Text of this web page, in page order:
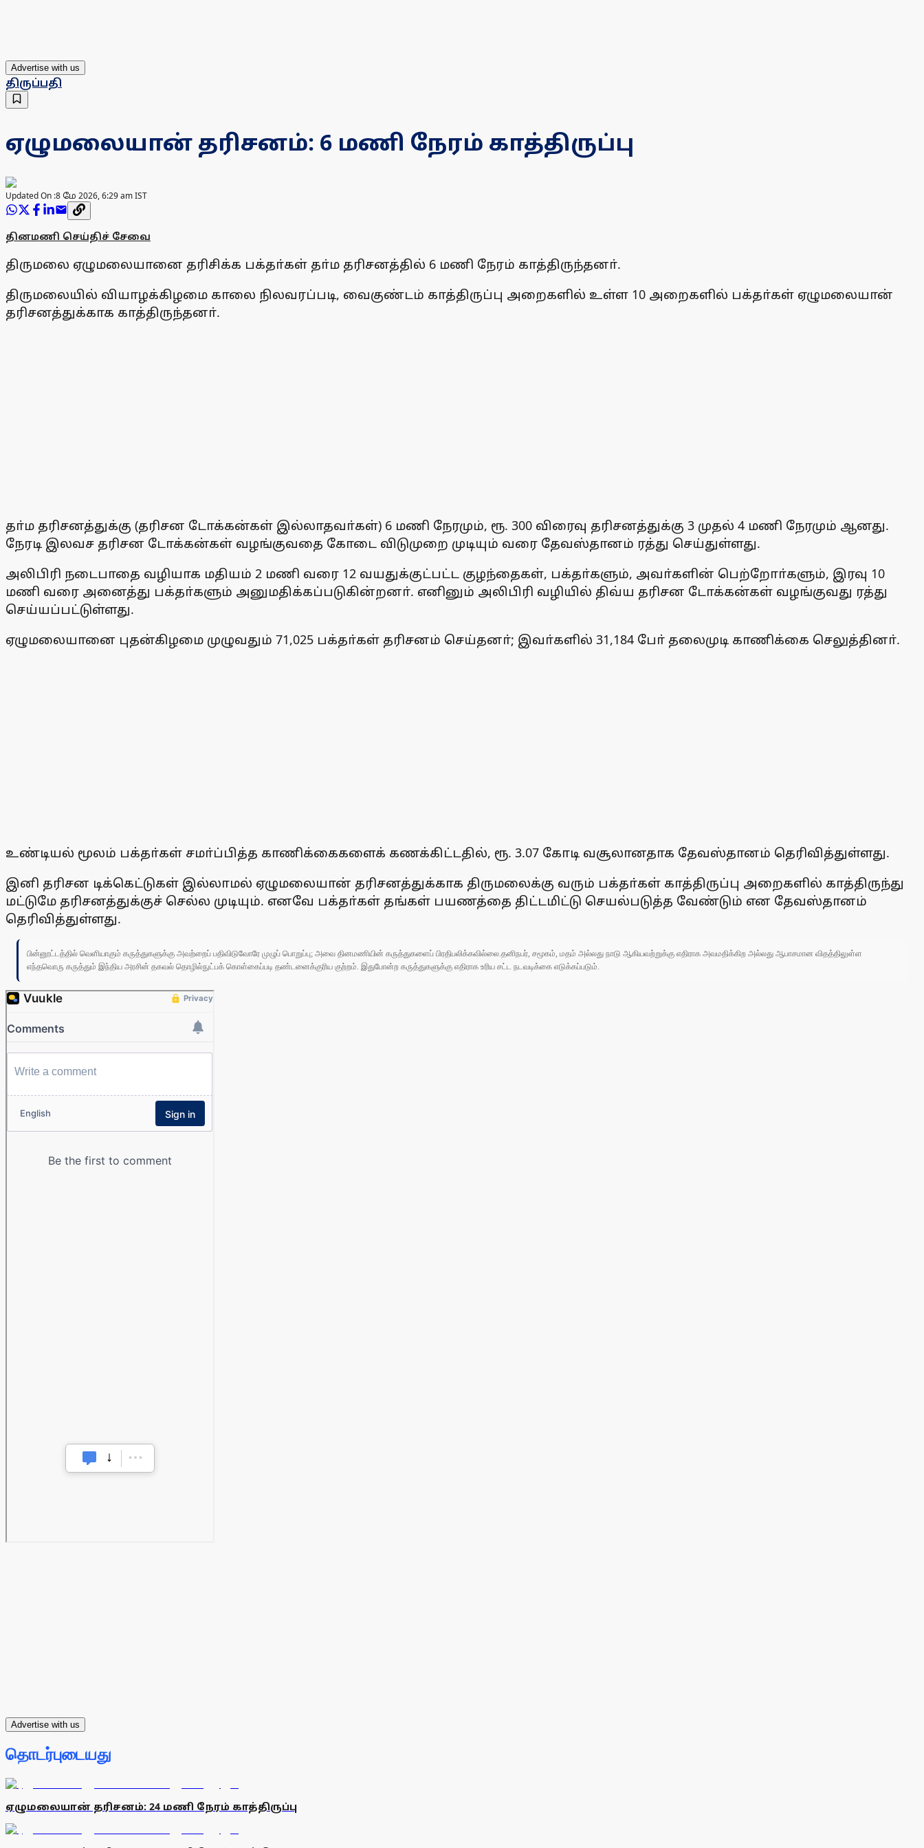
Advertise with us
திருப்பதி
ஏழுமலையான் தரிசனம்: 6 மணி நேரம் காத்திருப்பு
Updated On :8 மே 2026, 6:29 am IST
தினமணி செய்திச் சேவை
திருமலை ஏழுமலையானை தரிசிக்க பக்தா்கள் தா்ம தரிசனத்தில் 6 மணி நேரம் காத்திருந்தனா்.
திருமலையில் வியாழக்கிழமை காலை நிலவரப்படி, வைகுண்டம் காத்திருப்பு அறைகளில் உள்ள 10 அறைகளில் பக்தா்கள் ஏழுமலையான்
தரிசனத்துக்காக காத்திருந்தனா்.
தா்ம தரிசனத்துக்கு (தரிசன டோக்கன்கள் இல்லாதவா்கள்) 6 மணி நேரமும், ரூ. 300 விரைவு தரிசனத்துக்கு 3 முதல் 4 மணி நேரமும் ஆனது.
நேரடி இலவச தரிசன டோக்கன்கள் வழங்குவதை கோடை விடுமுறை முடியும் வரை தேவஸ்தானம் ரத்து செய்துள்ளது.
அலிபிரி நடைபாதை வழியாக மதியம் 2 மணி வரை 12 வயதுக்குட்பட்ட குழந்தைகள், பக்தா்களும், அவா்களின் பெற்றோா்களும், இரவு 10
மணி வரை அனைத்து பக்தா்களும் அனுமதிக்கப்படுகின்றனா். எனினும் அலிபிரி வழியில் திவ்ய தரிசன டோக்கன்கள் வழங்குவது ரத்து
செய்யப்பட்டுள்ளது.
ஏழுமலையானை புதன்கிழமை முழுவதும் 71,025 பக்தா்கள் தரிசனம் செய்தனா்; இவா்களில் 31,184 போ் தலைமுடி காணிக்கை செலுத்தினா்.
உண்டியல் மூலம் பக்தா்கள் சமா்ப்பித்த காணிக்கைகளைக் கணக்கிட்டதில், ரூ. 3.07 கோடி வசூலானதாக தேவஸ்தானம் தெரிவித்துள்ளது.
இனி தரிசன டிக்கெட்டுகள் இல்லாமல் ஏழுமலையான் தரிசனத்துக்காக திருமலைக்கு வரும் பக்தா்கள் காத்திருப்பு அறைகளில் காத்திருந்து
மட்டுமே தரிசனத்துக்குச் செல்ல முடியும். எனவே பக்தா்கள் தங்கள் பயணத்தை திட்டமிட்டு செயல்படுத்த வேண்டும் என தேவஸ்தானம்
தெரிவித்துள்ளது.
பின்னூட்டத்தில் வெளியாகும் கருத்துகளுக்கு அவற்றைப் பதிவிடுவோரே முழுப் பொறுப்பு; அவை தினமணியின் கருத்துகளைப் பிரதிபலிக்கவில்லை.தனிநபர், சமூகம், மதம் அல்லது நாடு ஆகியவற்றுக்கு எதிராக அவமதிக்கிற அல்லது ஆபாசமான விதத்திலுள்ள
எந்தவொரு கருத்தும் இந்திய அரசின் தகவல் தொழில்நுட்பக் கொள்கைப்படி தண்டனைக்குரிய குற்றம். இதுபோன்ற கருத்துகளுக்கு எதிராக உரிய சட்ட நடவடிக்கை எடுக்கப்படும்.
Advertise with us
தொடர்புடையது
ஏழுமலையான் தரிசனம்: 24 மணி நேரம் காத்திருப்பு